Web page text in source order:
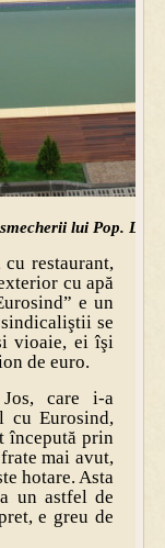
lui Pop.
restaurant,
cu apă
e un
se
vioaie, ei îşi
de euro.
care i-a
cu Eurosind,
începută prin
mai avut,
hotare. Asta
un astfel de
e greu de